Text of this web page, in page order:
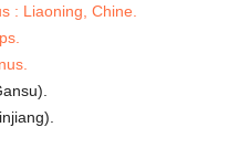
: Liaoning, Chine.